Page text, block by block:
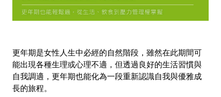
更年期是女性人生中必經的自然階段，雖然在此期間可
能出現各種生理或心理不適，但透過良好的生活習慣與
自我調適，更年期也能化為一段重新認識自我與優雅成
長的旅程。